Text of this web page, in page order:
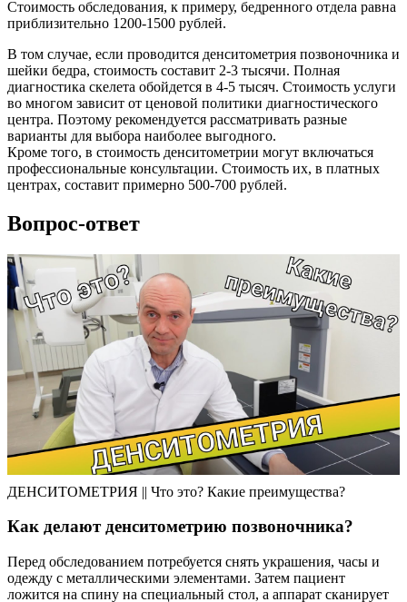
Стоимость обследования, к примеру, бедренного отдела равна
приблизительно 1200-1500 рублей.
В том случае, если проводится денситометрия позвоночника и
шейки бедра, стоимость составит 2-3 тысячи. Полная
диагностика скелета обойдется в 4-5 тысяч. Стоимость услуги
во многом зависит от ценовой политики диагностического
центра. Поэтому рекомендуется рассматривать разные
варианты для выбора наиболее выгодного.
Кроме того, в стоимость денситометрии могут включаться
профессиональные консультации. Стоимость их, в платных
центрах, составит примерно 500-700 рублей.
Вопрос-ответ
ДЕНСИТОМЕТРИЯ || Что это? Какие преимущества?
Как делают денситометрию позвоночника?
Перед обследованием потребуется снять украшения, часы и
одежду с металлическими элементами. Затем пациент
ложится на спину на специальный стол, а аппарат сканирует